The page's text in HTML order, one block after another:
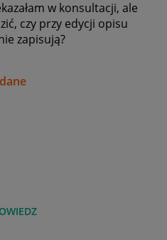
w konsultacji, ale
czy przy edycji opisu
zapisują?